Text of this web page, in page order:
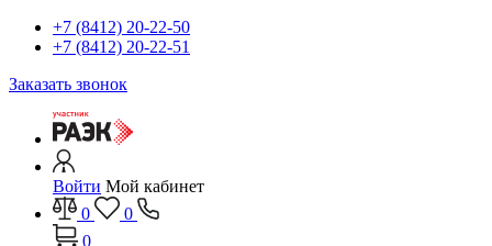
+7 (8412) 20-22-50
+7 (8412) 20-22-51
Заказать звонок
Войти Мой кабинет
0
0
0